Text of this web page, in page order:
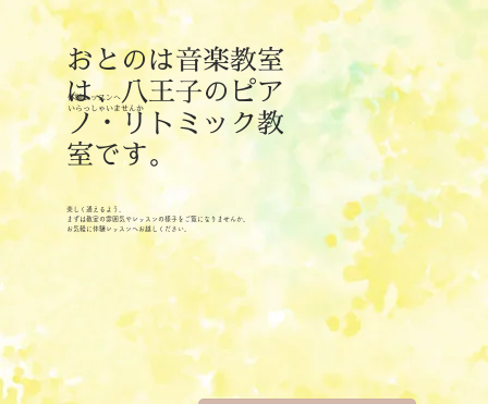
8月のリトミックレッスン日
体験レッスンへ
​いらっしゃいませんか
おとのは音楽教室
は、八王子のピア
ノ・リトミック教
室です。
楽しく通えるよう、
まずは教室の雰囲気やレッスンの様子をご覧になりませんか。
お気軽に体験レッスンへお越しください。